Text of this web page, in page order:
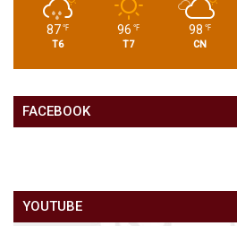
87 ℉
T6
96 ℉
T7
98 ℉
CN
FACEBOOK
YOUTUBE